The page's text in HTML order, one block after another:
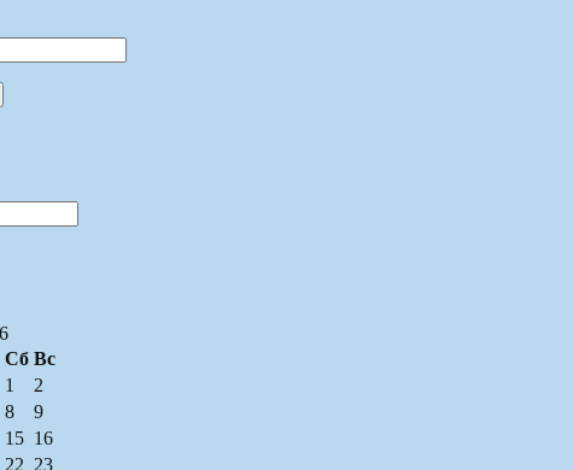
Сб Вс
1
2
8
9
15 16
22 23